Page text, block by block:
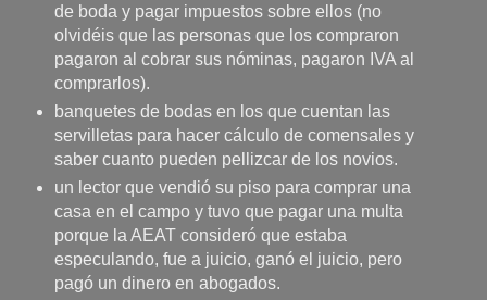
de boda y pagar impuestos sobre ellos (no
olvidéis que las personas que los compraron
pagaron al cobrar sus nóminas, pagaron IVA al
comprarlos).
banquetes de bodas en los que cuentan las
servilletas para hacer cálculo de comensales y
saber cuanto pueden pellizcar de los novios.
un lector que vendió su piso para comprar una
casa en el campo y tuvo que pagar una multa
porque la AEAT consideró que estaba
especulando, fue a juicio, ganó el juicio, pero
pagó un dinero en abogados.